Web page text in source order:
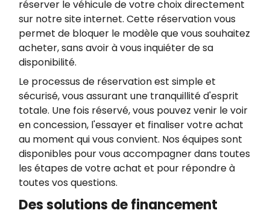
réserver le véhicule de votre choix directement
sur notre site internet. Cette réservation vous
permet de bloquer le modèle que vous souhaitez
acheter, sans avoir à vous inquiéter de sa
disponibilité.
Le processus de réservation est simple et
sécurisé, vous assurant une tranquillité d'esprit
totale. Une fois réservé, vous pouvez venir le voir
en concession, l'essayer et finaliser votre achat
au moment qui vous convient. Nos équipes sont
disponibles pour vous accompagner dans toutes
les étapes de votre achat et pour répondre à
toutes vos questions.
Des solutions de financement